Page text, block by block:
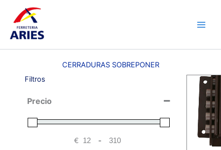
contenido
CERRADURAS SOBREPONER
Filtros
Precio
€ Minimum Price
-Maximum Price